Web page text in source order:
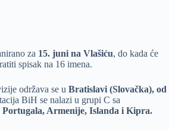
za 15. juni na Vlašiću, do kada će
spisak na 16 imena.
održava se u Bratislavi (Slovačka), od
BiH se nalazi u grupi C sa
Portugala, Armenije, Islanda i Kipra.